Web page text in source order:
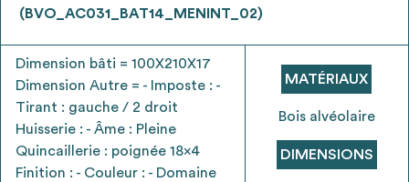
Être recontacté afin d’obtenir plus de
renseignements sur les modalités et
stratégies de récupérations
* Attention, l’ajout des matériaux à sa liste et son envoi ne
vaut aucunement réservation.
(BVO_AC031_BAT14_MENINT_02)
Dimension bâti = 100X210X17
Dimension Autre = - Imposte : -
Tirant : gauche / 2 droit
Huisserie : - Âme : Pleine
Quincaillerie : poignée 18x4
Finition : - Couleur : - Domaine
MATÉRIAUX
Bois alvéolaire
DIMENSIONS